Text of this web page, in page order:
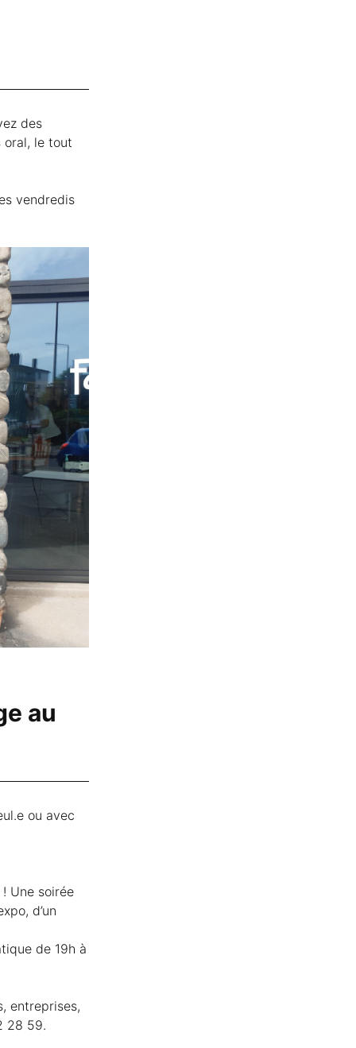
des
oral, le tout
vendredis
au
ou avec
Une soirée
d’un
de 19h à
entreprises,
28 59.